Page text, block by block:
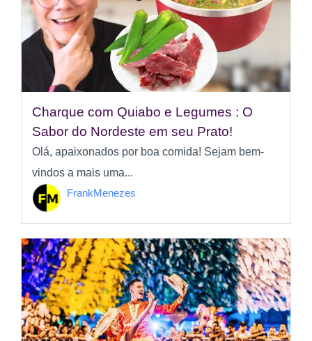
Charque com Quiabo e Legumes : O
Sabor do Nordeste em seu Prato!
Olá, apaixonados por boa comida! Sejam bem-
vindos a mais uma...
FrankMenezes